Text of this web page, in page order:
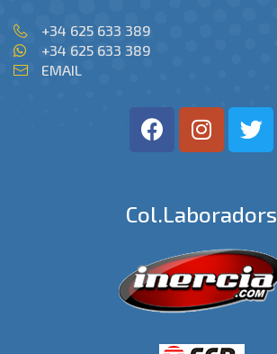
+34 625 633 389
+34 625 633 389
EMAIL
Col.laboradors